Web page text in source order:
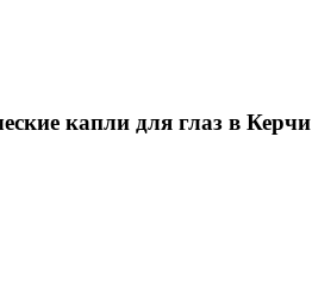
капли для глаз в Керчи